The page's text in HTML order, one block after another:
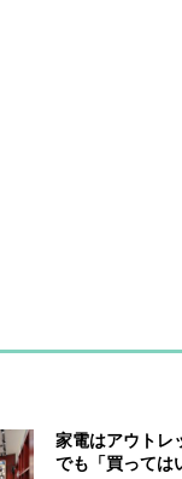
家電はアウトレ
でも「買っては